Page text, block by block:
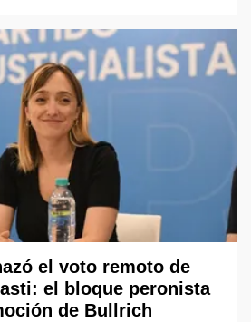
el voto remoto de
el bloque peronista
de Bullrich